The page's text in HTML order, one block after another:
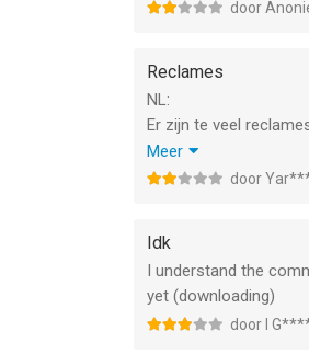
door
Reclames
NL:
Er zijn te veel
Verminder dat!
EN:
Meer
door
Idk
I understand the
yet (downloading)
door I